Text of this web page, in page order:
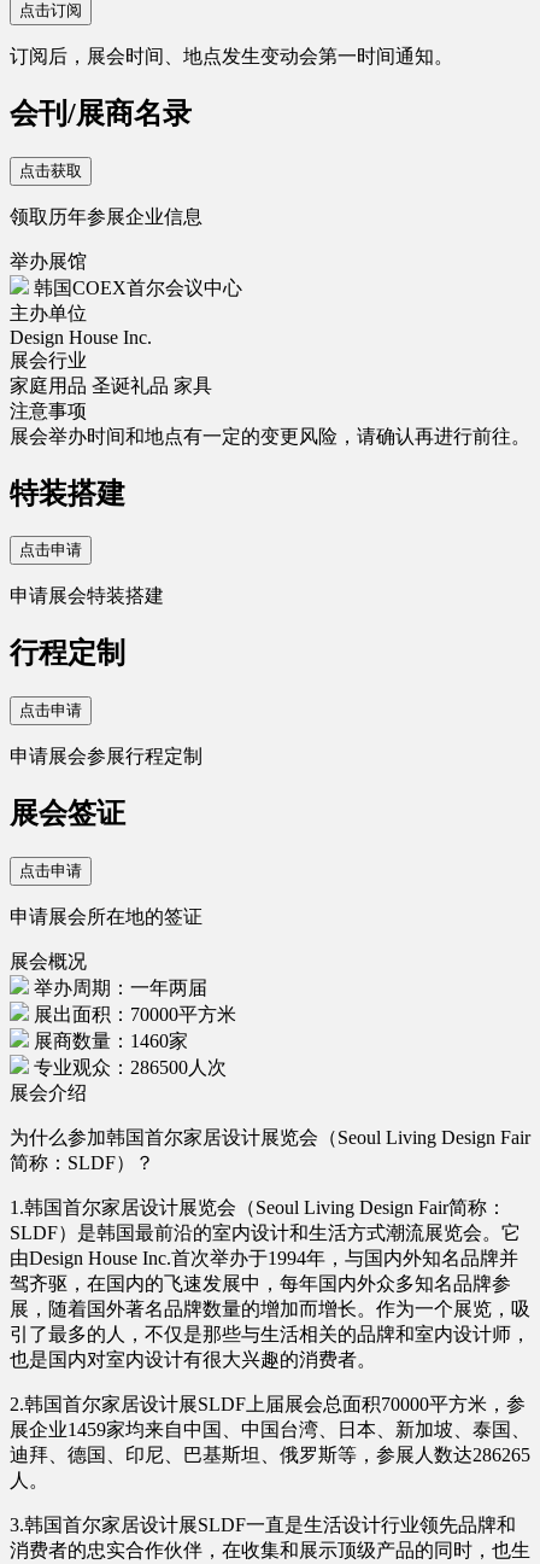
点击订阅
订阅后，展会时间、地点发生变动会第一时间通知。
会刊/展商名录
点击获取
领取历年参展企业信息
举办展馆
韩国COEX首尔会议中心
主办单位
Design House Inc.
展会行业
家庭用品 圣诞礼品 家具
注意事项
展会举办时间和地点有一定的变更风险，请确认再进行前往。
特装搭建
点击申请
申请展会特装搭建
行程定制
点击申请
申请展会参展行程定制
展会签证
点击申请
申请展会所在地的签证
展会概况
举办周期：一年两届
展出面积：70000平方米
展商数量：1460家
专业观众：286500人次
展会介绍
为什么参加韩国首尔家居设计展览会（Seoul Living Design Fair
简称：SLDF）？
1.韩国首尔家居设计展览会（Seoul Living Design Fair简称：
SLDF）是韩国最前沿的室内设计和生活方式潮流展览会。它
由Design House Inc.首次举办于1994年，与国内外知名品牌并
驾齐驱，在国内的飞速发展中，每年国内外众多知名品牌参
展，随着国外著名品牌数量的增加而增长。作为一个展览，吸
引了最多的人，不仅是那些与生活相关的品牌和室内设计师，
也是国内对室内设计有很大兴趣的消费者。
2.韩国首尔家居设计展SLDF上届展会总面积70000平方米，参
展企业1459家均来自中国、中国台湾、日本、新加坡、泰国、
迪拜、德国、印尼、巴基斯坦、俄罗斯等，参展人数达286265
人。
3.韩国首尔家居设计展SLDF一直是生活设计行业领先品牌和
消费者的忠实合作伙伴，在收集和展示顶级产品的同时，也生